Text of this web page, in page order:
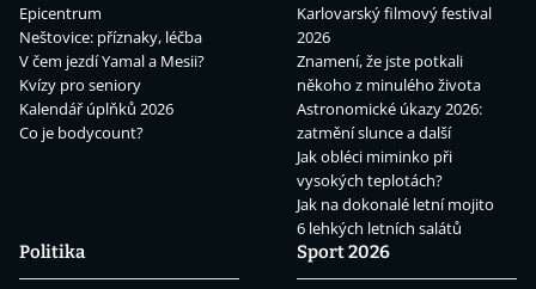
Epicentrum
Neštovice: příznaky, léčba
V čem jezdí Yamal a Mesii?
Kvízy pro seniory
Kalendář úplňků 2026
Co je bodycount?
Karlovarský filmový festival
2026
Znamení, že jste potkali
někoho z minulého života
Astronomické úkazy 2026:
zatmění slunce a další
Jak obléci miminko při
vysokých teplotách?
Jak na dokonalé letní mojito
6 lehkých letních salátů
Politika
Sport 2026